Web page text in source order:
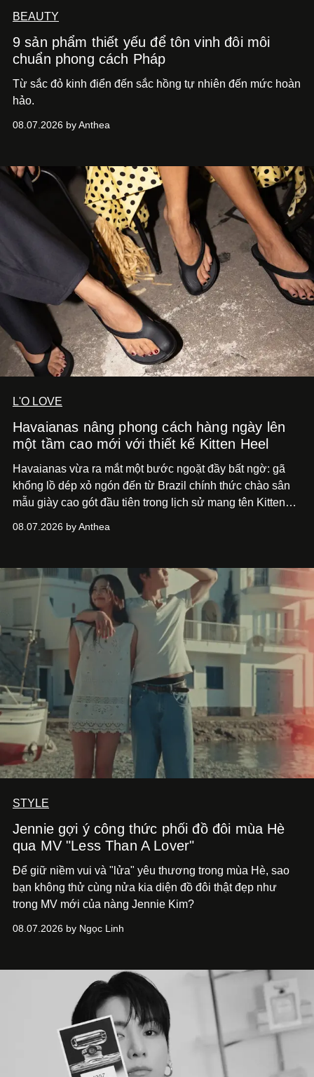
BEAUTY
9 sản phẩm thiết yếu để tôn vinh đôi môi
chuẩn phong cách Pháp
Từ sắc đỏ kinh điển đến sắc hồng tự nhiên đến mức hoàn
hảo.
08.07.2026 by Anthea
L'O LOVE
Havaianas nâng phong cách hàng ngày lên
một tầm cao mới với thiết kế Kitten Heel
Havaianas vừa ra mắt một bước ngoặt đầy bất ngờ: gã
khổng lồ dép xỏ ngón đến từ Brazil chính thức chào sân
mẫu giày cao gót đầu tiên trong lịch sử mang tên Kitten
08.07.2026 by Anthea
STYLE
Jennie gợi ý công thức phối đồ đôi mùa Hè
qua MV "Less Than A Lover"
Để giữ niềm vui và "lửa" yêu thương trong mùa Hè, sao
bạn không thử cùng nửa kia diện đồ đôi thật đẹp như
trong MV mới của nàng Jennie Kim?
08.07.2026 by Ngọc Linh